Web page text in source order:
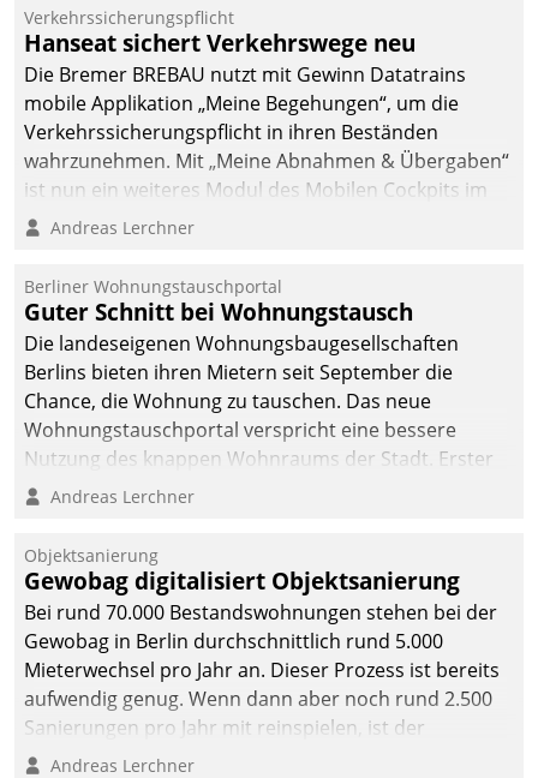
Verkehrssicherungspflicht
Hanseat sichert Verkehrswege neu
Die Bremer BREBAU nutzt mit Gewinn Datatrains
mobile Applikation „Meine Begehungen“, um die
Verkehrssicherungspflicht in ihren Beständen
wahrzunehmen. Mit „Meine Abnahmen & Übergaben“
ist nun ein weiteres Modul des Mobilen Cockpits im
Einsatz.
Andreas Lerchner
Berliner Wohnungstauschportal
Guter Schnitt bei Wohnungstausch
Die landeseigenen Wohnungsbaugesellschaften
Berlins bieten ihren Mietern seit September die
Chance, die Wohnung zu tauschen. Das neue
Wohnungstauschportal verspricht eine bessere
Nutzung des knappen Wohnraums der Stadt. Erster
Anwendungsfall für Datatrains Lösung API-Hub mit
Unternehmen.
Andreas Lerchner
Objektsanierung
Gewobag digitalisiert Objektsanierung
Bei rund 70.000 Bestandswohnungen stehen bei der
Gewobag in Berlin durchschnittlich rund 5.000
Mieterwechsel pro Jahr an. Dieser Prozess ist bereits
aufwendig genug. Wenn dann aber noch rund 2.500
Sanierungen pro Jahr mit reinspielen, ist der
Betreuungs- und Organisationsaufwand immens. Im
Andreas Lerchner